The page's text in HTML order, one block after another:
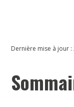
Dernière mise à jour :